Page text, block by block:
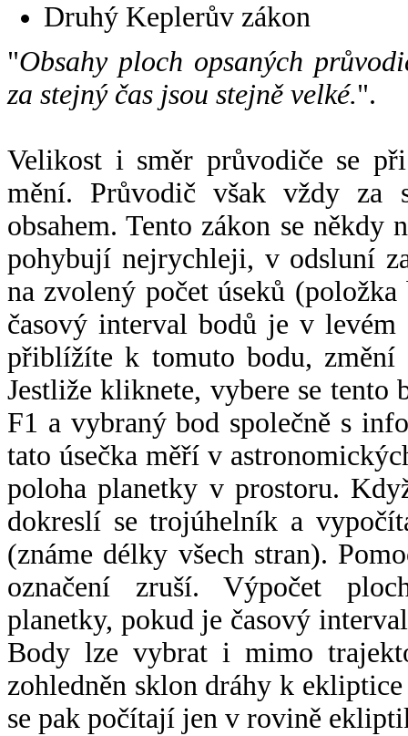
Druhý Keplerův zákon
"Obsahy ploch opsaných
za stejný čas jsou stejně velké.".
Velikost i směr průvodiče se
mění. Průvodič však vždy za
obsahem. Tento zákon se někdy
pohybují nejrychleji, v odsluní
na zvolený počet úseků
časový interval bodů je v
přiblížíte k tomuto bodu,
Jestliže kliknete, vybere se tento
F1 a vybraný bod společně s
tato úsečka měří v
poloha planetky v prostoru.
dokreslí se trojúhelník a
(známe délky všech stran).
označení zruší. Výpočet
planetky, pokud je časový
Body lze vybrat i mimo
zohledněn sklon dráhy k
se pak počítají jen v rovině